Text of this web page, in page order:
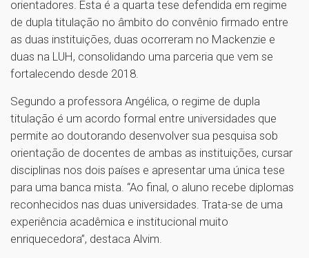
orientadores. Esta é a quarta tese defendida em regime
de dupla titulação no âmbito do convênio firmado entre
as duas instituições, duas ocorreram no Mackenzie e
duas na LUH, consolidando uma parceria que vem se
fortalecendo desde 2018.
Segundo a professora Angélica, o regime de dupla
titulação é um acordo formal entre universidades que
permite ao doutorando desenvolver sua pesquisa sob
orientação de docentes de ambas as instituições, cursar
disciplinas nos dois países e apresentar uma única tese
para uma banca mista. “Ao final, o aluno recebe diplomas
reconhecidos nas duas universidades. Trata-se de uma
experiência acadêmica e institucional muito
enriquecedora”, destaca Alvim.